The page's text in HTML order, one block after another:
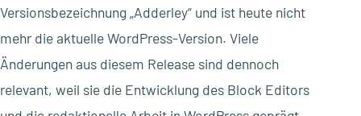
Versionsbezeichnung „Adderley“ und ist heute nicht
mehr die aktuelle WordPress-Version. Viele
Änderungen aus diesem Release sind dennoch
relevant, weil sie die Entwicklung des Block Editors